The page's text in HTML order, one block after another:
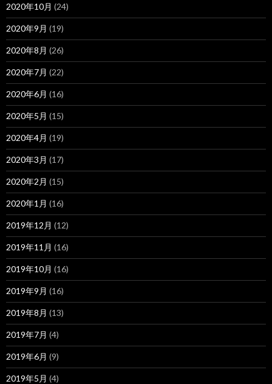
2020年10月 (24)
2020年9月 (19)
2020年8月 (26)
2020年7月 (22)
2020年6月 (16)
2020年5月 (15)
2020年4月 (19)
2020年3月 (17)
2020年2月 (15)
2020年1月 (16)
2019年12月 (12)
2019年11月 (16)
2019年10月 (16)
2019年9月 (16)
2019年8月 (13)
2019年7月 (4)
2019年6月 (9)
2019年5月 (4)